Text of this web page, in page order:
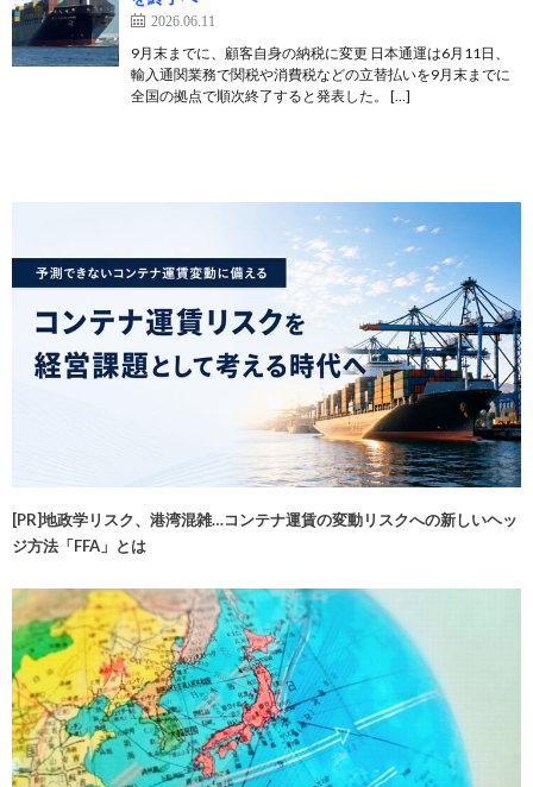
2026.06.11
9月末までに、顧客自身の納税に変更 日本通運は6月11日、
輸入通関業務で関税や消費税などの立替払いを9月末までに
全国の拠点で順次終了すると発表した。 […]
[PR]地政学リスク、港湾混雑…コンテナ運賃の変動リスクへの新しいヘッ
ジ方法「FFA」とは